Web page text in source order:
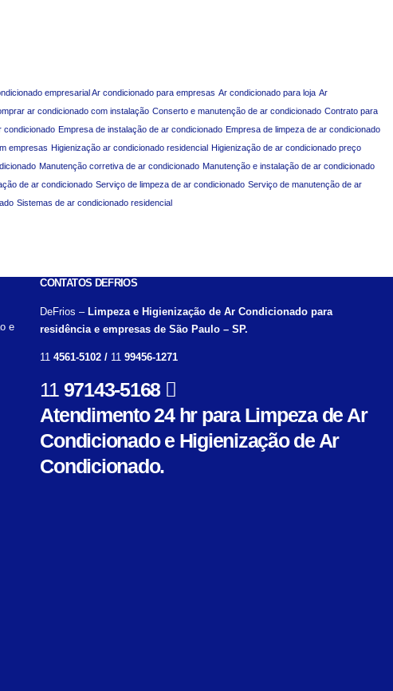
empresarial Ar condicionado para empresas Ar condicionado para loja Ar
ar condicionado com instalação Conserto e manutenção de ar condicionado Contrato para
condicionado Empresa de instalação de ar condicionado Empresa de limpeza de ar condicionado
empresas Higienização ar condicionado residencial
Higienização de ar condicionado preço
Manutenção corretiva de ar condicionado Manutenção e instalação de ar condicionado
de ar condicionado Serviço de limpeza de ar condicionado Serviço de manutenção de ar
Sistemas de ar condicionado residencial
e
CONTATOS DEFRIOS
DeFrios – Limpeza e Higienização de Ar Condicionado para
residência e empresas de São Paulo – SP.
114561-5102 / 1199456-1271
11 97143-5168
Atendimento 24 hr para Limpeza de Ar
Condicionado e Higienização de Ar
Condicionado.